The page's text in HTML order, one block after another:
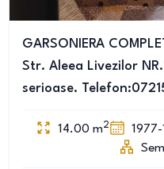
GARSONIERA
Str. Aleea Livezilor
serioase.
14.00 m2